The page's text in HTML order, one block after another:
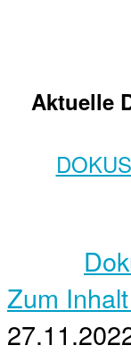
Aktuelle
DOKUS
Zum